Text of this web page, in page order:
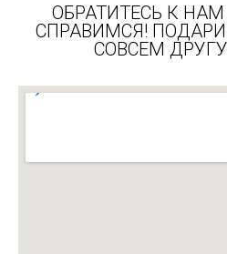
ОБРАТИТЕСЬ К
СПРАВИМСЯ!
СОВСЕМ